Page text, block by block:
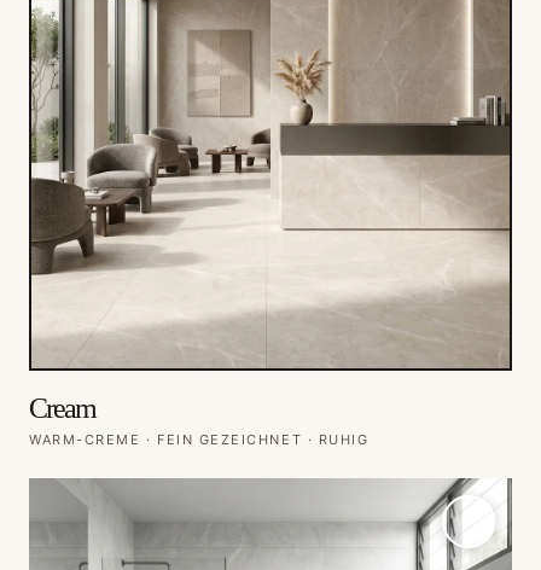
Cream
WARM-CREME · FEIN GEZEICHNET · RUHIG